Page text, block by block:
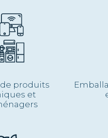
produits
et